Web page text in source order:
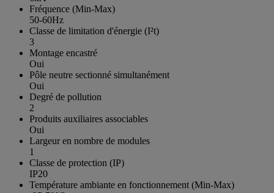
Fréquence (Min-Max)
50-60Hz
Classe de limitation d'énergie (I²t)
3
Montage encastré
Oui
Pôle neutre sectionné simultanément
Oui
Degré de pollution
2
Produits auxiliaires associables
Oui
Largeur en nombre de modules
1
Classe de protection (IP)
IP20
Température ambiante en fonctionnement (Min-Max)